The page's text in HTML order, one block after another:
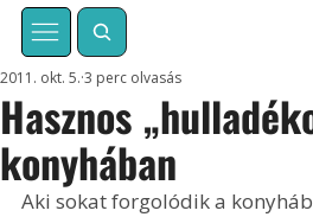
Hasznos
konyhában
2011. okt. 5. 3 perc olvasás
Aki sokat forgolódik a